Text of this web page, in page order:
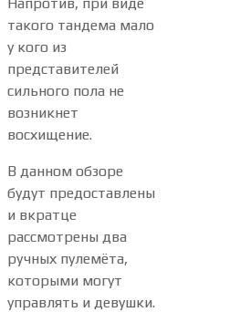
такого тандема мало
у кого из
представителей
сильного пола не
возникнет
восхищение.
В данном обзоре
будут предоставлены
и вкратце
рассмотрены два
ручных пулемёта,
которыми могут
управлять и девушки.